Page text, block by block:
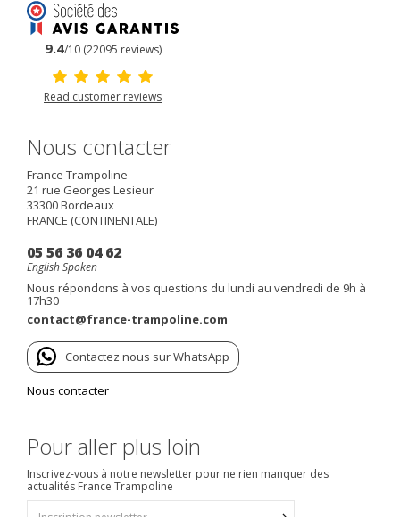
9.4/10 (22095 reviews)
Read customer reviews
Nous contacter
France Trampoline
21 rue Georges Lesieur
33300Bordeaux
FRANCE (CONTINENTALE)
05 56 36 04 62
English Spoken
Nous répondons à vos questions du lundi au vendredi de 9h à
17h30
contact@france-trampoline.com
Contactez nous sur WhatsApp
Nous contacter
Pour aller plus loin
Inscrivez-vous à notre newsletter pour ne rien manquer des
actualités France Trampoline